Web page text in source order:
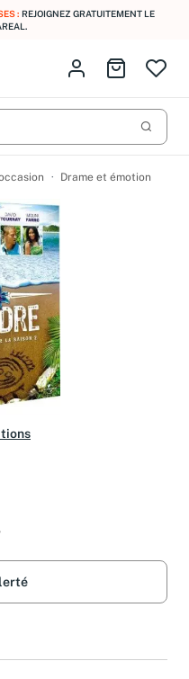
: REJOIGNEZ GRATUITEMENT LE
que vous cherchiez ?
compte pour être alerté dès
Identifiez-vous
Aller au
Drame et émotion